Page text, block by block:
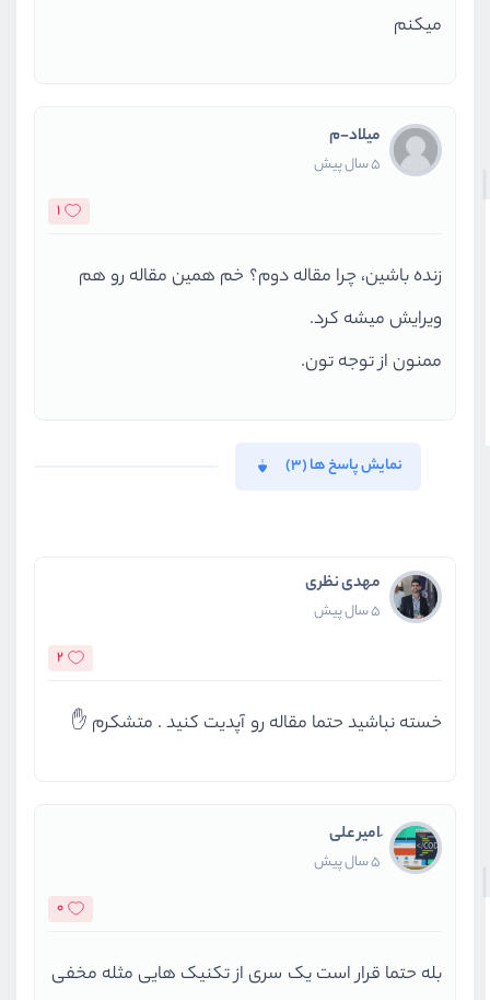
میکنم
میلاد-م
5 سال پیش
1
زنده باشین، چرا مقاله دوم؟ خم همین مقاله رو هم
ویرایش میشه کرد.
ممنون از توجه تون.
نمایش پاسخ ها (3)
مهدی نظری
5 سال پیش
2
خسته نباشید حتما مقاله رو آپدیت کنید . متشکرم ✋
َامیر علی
5 سال پیش
0
بله حتما قرار است یک سری از تکنیک هایی مثله مخفی